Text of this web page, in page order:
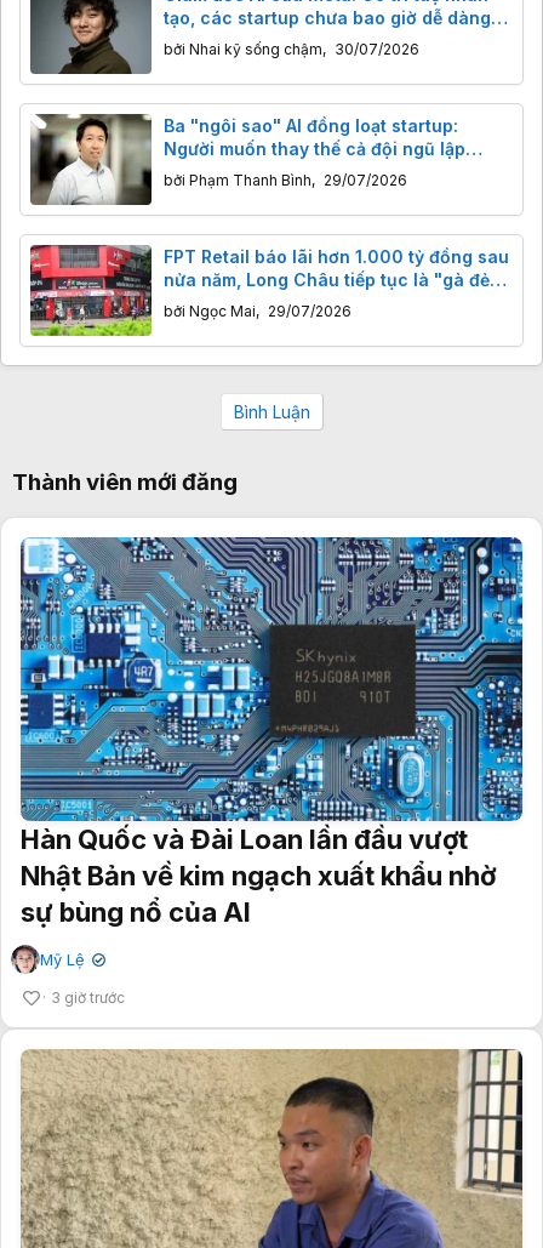
tạo, các startup chưa bao giờ dễ dàng
thách thức những ông lớn đến thế
bởi Nhai kỹ sống chậm, 30/07/2026
Ba "ngôi sao" AI đồng loạt startup:
Người muốn thay thế cả đội ngũ lập
trình, người muốn thay đổi giáo dục,
người dạy AI hiểu thế giới thực
bởi Phạm Thanh Bình, 29/07/2026
FPT Retail báo lãi hơn 1.000 tỷ đồng sau
nửa năm, Long Châu tiếp tục là "gà đẻ
trứng vàng"
bởi Ngọc Mai, 29/07/2026
Bình Luận
Thành viên mới đăng
Hàn Quốc và Đài Loan lần đầu vượt
Nhật Bản về kim ngạch xuất khẩu nhờ
sự bùng nổ của AI
Mỹ Lệ ✔
3 giờ trước